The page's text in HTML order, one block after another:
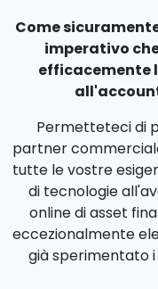
Come
imperativo
efficacemente
Permetteteci di
partner
tutte le vostre
di tecnologie
online di asset
eccezionalmente
già sperimentato